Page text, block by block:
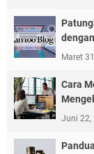
Maret
Cara
Juni 22,